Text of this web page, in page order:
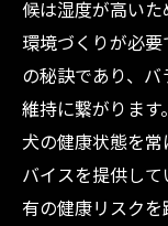
候は湿度が高い
環境づくりが必
の秘訣であり、
維持に繋がりま
犬の健康状態を
バイスを提供し
有の健康リスク